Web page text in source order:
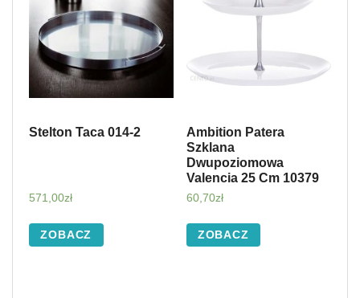
Stelton Taca 014-2
571,00zł
ZOBACZ
Ambition Patera
Szklana
Dwupoziomowa
Valencia 25 Cm 10379
60,70zł
ZOBACZ